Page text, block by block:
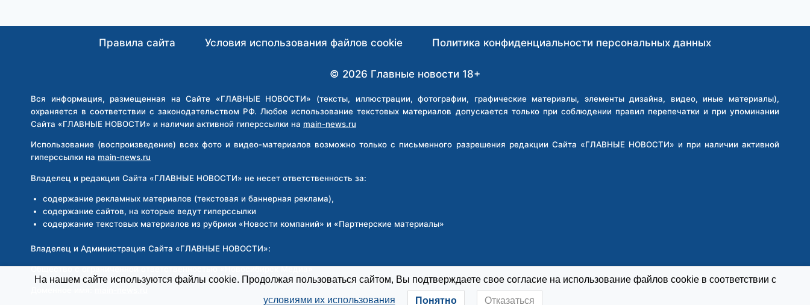
ЮРФИРМЫ
УЧАСТНИКОВ
СВО
НА
МЛН
Правила сайта Условия использования файлов cookie Политика конфиденциальности персональных данных
© 2026 Главные новости 18+
Вся информация, размещенная на Сайте «ГЛАВНЫЕ НОВОСТИ» (тексты, иллюстрации, фотографии, графические материалы, элементы дизайна, видео, иные материалы),
охраняется в соответствии с законодательством РФ. Любое использование текстовых материалов допускается только при соблюдении правил перепечатки и при упоминании
Сайта «ГЛАВНЫЕ НОВОСТИ» и наличии активной гиперссылки на main-news.ru
Использование (воспроизведение) всех фото и видео-материалов возможно только с письменного разрешения редакции Сайта «ГЛАВНЫЕ НОВОСТИ» и при наличии активной
гиперссылки на main-news.ru
Владелец и редакция Сайта «ГЛАВНЫЕ НОВОСТИ» не несет ответственность за:
содержание рекламных материалов (текстовая и баннерная реклама),
содержание сайтов, на которые ведут гиперссылки
содержание текстовых материалов из рубрики «Новости компаний» и «Партнерские материалы»
Владелец и Администрация Сайта «ГЛАВНЫЕ НОВОСТИ»:
Общество с ограниченной ответственностью «Новосибирск Медиа»
На нашем сайте используются файлы cookie. Продолжая пользоваться сайтом, Вы подтверждаете свое согласие на использование файлов cookie в соответствии с
условиями их использования Понятно Отказаться